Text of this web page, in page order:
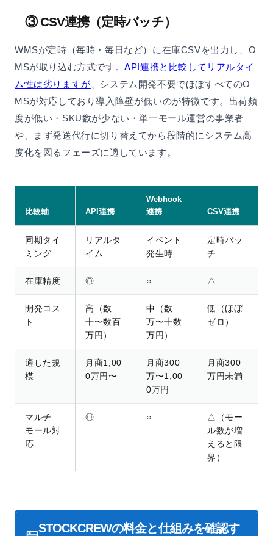
③ CSV連携（定時バッチ）
WMSが定時（毎時・毎日など）に在庫CSVを出力し、O
MSが取り込む方式です。API連携と比較してリアルタイ
ム性は劣りますが 、システム開発不要でほぼすべてのO
MSが対応しており導入障壁が低いのが特徴です。出荷頻
度が低い・SKU数が少ない・単一モール運営の事業者
や、まず発送代行に切り替えてから段階的にシステム高
度化を図るフェーズに適しています。
比較軸 API連携
Webhook
連携
CSV連携
同期タイ
ミング
リアルタ
イム
イベント
発生時
定時バッ
チ
在庫精度 ◎ ○ △
開発コス
ト
高（数
十〜数百
万円）
中（数
万〜十数
万円）
低（ほぼ
ゼロ）
適した規
模
月商1,00
0万円〜
月商300
万〜1,00
0万円
月商300
万円未満
マルチ
モール対
応
◎ ○
△（モー
ル数が増
えると限
界）
STOCKCREWの料金と仕組みを確認す